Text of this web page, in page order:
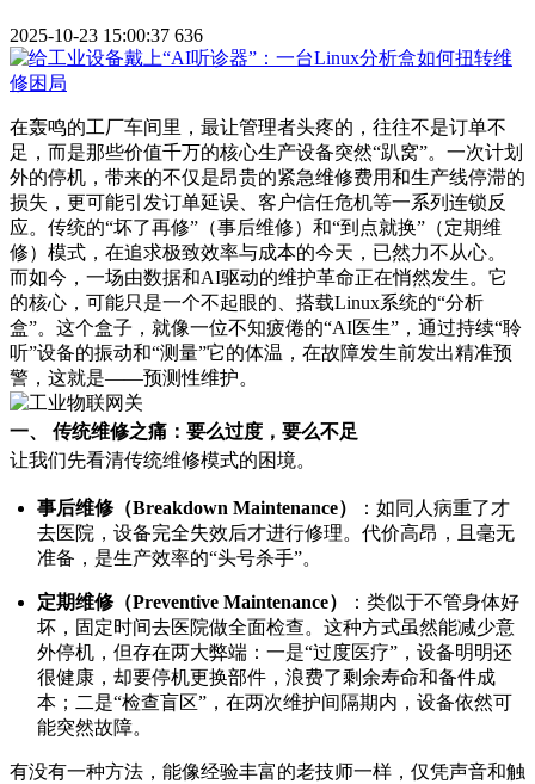
2025-10-23 15:00:37 636
在轰鸣的工厂车间里，最让管理者头疼的，往往不是订单不
足，而是那些价值千万的核心生产设备突然“趴窝”。一次计划
外的停机，带来的不仅是昂贵的紧急维修费用和生产线停滞的
损失，更可能引发订单延误、客户信任危机等一系列连锁反
应。传统的“坏了再修”（事后维修）和“到点就换”（定期维
修）模式，在追求极致效率与成本的今天，已然力不从心。
而如今，一场由数据和AI驱动的维护革命正在悄然发生。它
的核心，可能只是一个不起眼的、搭载Linux系统的“分析
盒”。这个盒子，就像一位不知疲倦的“AI医生”，通过持续“聆
听”设备的振动和“测量”它的体温，在故障发生前发出精准预
警，这就是——预测性维护。
一、 传统维修之痛：要么过度，要么不足
让我们先看清传统维修模式的困境。
事后维修（Breakdown Maintenance）
：如同人病重了才
去医院，设备完全失效后才进行修理。代价高昂，且毫无
准备，是生产效率的“头号杀手”。
定期维修（Preventive Maintenance）
：类似于不管身体好
坏，固定时间去医院做全面检查。这种方式虽然能减少意
外停机，但存在两大弊端：一是“过度医疗”，设备明明还
很健康，却要停机更换部件，浪费了剩余寿命和备件成
本；二是“检查盲区”，在两次维护间隔期内，设备依然可
能突然故障。
有没有一种方法，能像经验丰富的老技师一样，仅凭声音和触